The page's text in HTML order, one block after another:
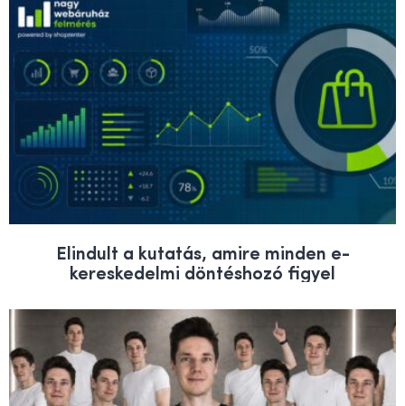
Elindult a kutatás, amire minden e-
kereskedelmi döntéshozó figyel